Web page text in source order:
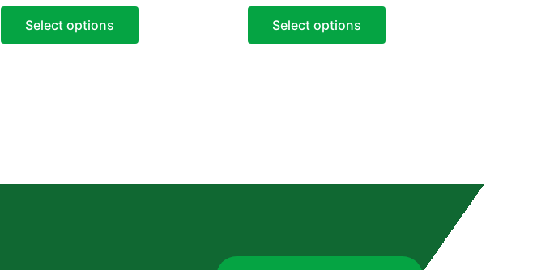
out
Select options
out
Select options